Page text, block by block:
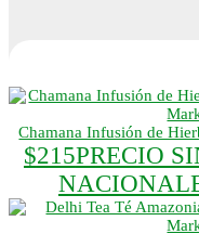
Chamana Infusión de
$215PRECIO